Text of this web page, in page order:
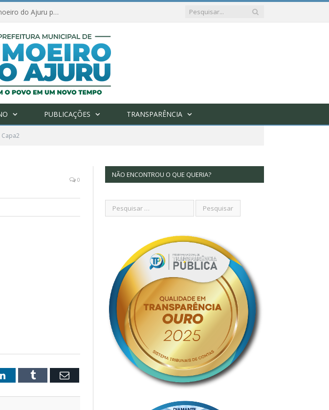
Amanhã começa nova etapa de vacinação em Limoeiro do Ajuru para idosos com 65 ou mais
PUBLICAÇÕES TRANSPARÊNCIA
Capa2
0
LinkedInTumblr Email
NÃO ENCONTROU O QUE QUERIA?